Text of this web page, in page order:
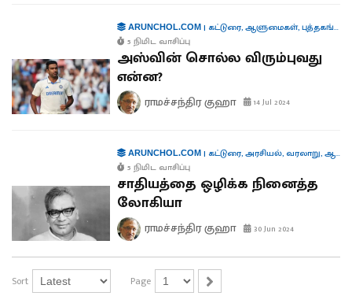
ARUNCHOL.COM| கட்டுரை,ஆளுமைகள்,புத்தகங்கள்
5 நிமிட வாசிப்பு
அஸ்வின் சொல்ல விரும்புவது
என்ன?
ராமச்சந்திர குஹா 14 Jul 2024
ARUNCHOL.COM| கட்டுரை,அரசியல், வரலாறு,ஆளுமைகள்
5 நிமிட வாசிப்பு
சாதியத்தை ஒழிக்க நினைத்த
லோகியா
ராமச்சந்திர குஹா 30 Jun 2024
Sort
Page